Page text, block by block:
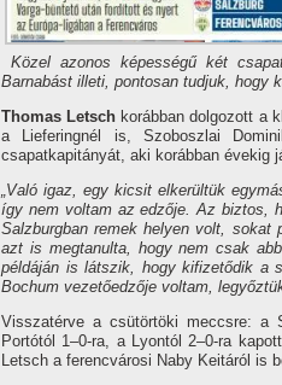
Közel azonos képességű két
Barnabást illeti, pontosan tudjuk, hogy
Thomas Letsch korábban dolgozott a
a Lieferingnél is, Szoboszlai
csapatkapitányát, aki korábban évekig
„Való igaz, egy kicsit elkerültük
így nem voltam az edzője. Az biztos,
Salzburgban remek helyen volt,
azt is megtanulta, hogy nem csak
példáján is látszik, hogy kifizetődik a
Bochum vezetőedzője voltam,
Visszatérve a csütörtöki meccsre: a
Portótól 1–0-ra, a Lyontól 2–0-ra
Letsch a ferencvárosi Naby Keitáról is